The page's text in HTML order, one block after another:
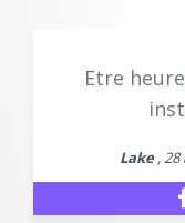
Etre
Lake, 28